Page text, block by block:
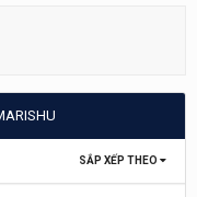
SẮP XẾP THEO